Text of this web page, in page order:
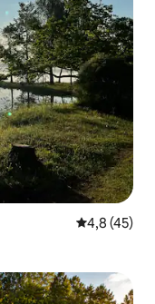
Průměrné
4,8 (45)